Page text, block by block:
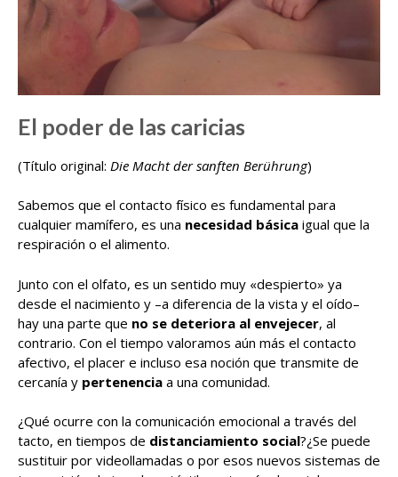
El poder de las caricias
(Título original: Die Macht der sanften Berührung)
Sabemos que el contacto físico es fundamental para
cualquier mamífero, es una necesidad básica igual que la
respiración o el alimento.
Junto con el olfato, es un sentido muy «despierto» ya
desde el nacimiento y –a diferencia de la vista y el oído–
hay una parte que no se deteriora al envejecer, al
contrario. Con el tiempo valoramos aún más el contacto
afectivo, el placer e incluso esa noción que transmite de
cercanía y pertenencia a una comunidad.
¿Qué ocurre con la comunicación emocional a través del
tacto, en tiempos de distanciamiento social?¿Se puede
sustituir por videollamadas o por esos nuevos sistemas de